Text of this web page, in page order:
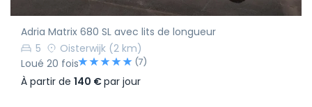
Adria Matrix 680 SL avec lits de longueur
5
Oisterwijk (2 km)
Loué 20 fois
(7)
À partir de 140 €par jour